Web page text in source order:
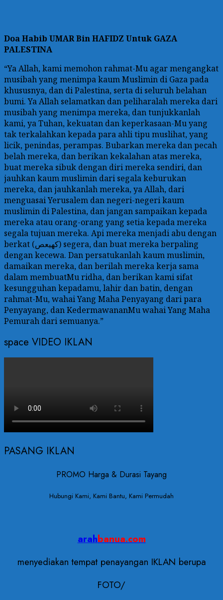
DoaHabib UMAR Bin HAFIDZ Untuk GAZA
PALESTINA
“Ya Allah, kami memohon rahmat-Mu agar mengangkat
musibah yang menimpa kaum Muslimin di Gaza pada
khususnya, dan di Palestina, serta di seluruh belahan
bumi. Ya Allah selamatkan dan peliharalah mereka dari
musibah yang menimpa mereka, dan tunjukkanlah
kami, ya Tuhan, kekuatan dan keperkasaan-Mu yang
tak terkalahkan kepada para ahli tipu muslihat, yang
licik, penindas, perampas. Bubarkan mereka dan pecah
belah mereka, dan berikan kekalahan atas mereka,
buat mereka sibuk dengan diri mereka sendiri, dan
jauhkan kaum muslimin dari segala keburukan
mereka, dan jauhkanlah mereka, ya Allah, dari
menguasai Yerusalem dan negeri-negeri kaum
muslimin di Palestina, dan jangan sampaikan kepada
mereka atau orang-orang yang setia kepada mereka
segala tujuan mereka. Api mereka menjadi abu dengan
berkat (كهيعص) segera, dan buat mereka berpaling
dengan kecewa. Dan persatukanlah kaum muslimin,
damaikan mereka, dan berilah mereka kerja sama
dalam membuatMu ridha, dan berikan kami sifat
kesungguhan kepadamu, lahir dan batin, dengan
rahmat-Mu, wahai Yang Maha Penyayang dari para
Penyayang, dan KedermawananMu wahai Yang Maha
Pemurah dari semuanya.”
space VIDEO IKLAN
PASANG IKLAN
PROMO Harga & Durasi Tayang
Hubungi Kami, Kami Bantu, Kami Permudah
arahbanua.com
menyediakan tempat penayangan IKLAN berupa
FOTO/